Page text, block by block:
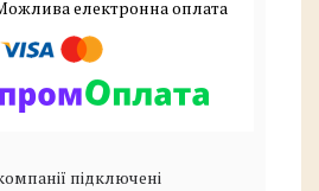
підключені